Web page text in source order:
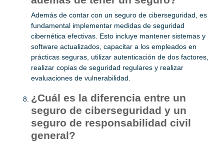
Además de contar con un seguro de ciberseguridad, es
fundamental implementar medidas de seguridad
cibernética efectivas. Esto incluye mantener sistemas y
software actualizados, capacitar a los empleados en
prácticas seguras, utilizar autenticación de dos factores,
realizar copias de seguridad regulares y realizar
evaluaciones de vulnerabilidad.
¿Cuál es la diferencia entre un
seguro de ciberseguridad y un
seguro de responsabilidad civil
general?